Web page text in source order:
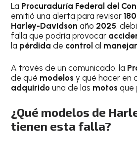
La Procuraduría Federal del
emitió una alerta para revisar
Harley-Davidsonaño 2025,
falla que podría provocar
la pérdidade controlal manejar
A través de un comunicado, la
de qué modelosy qué hacer en
adquiridouna de las motosque
¿Qué modelos de
tienen esta falla?